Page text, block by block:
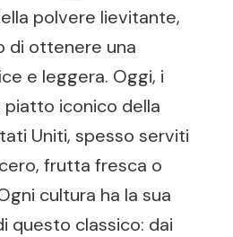
polvere lievitante,
di ottenere una
e leggera. Oggi, i
piatto iconico della
Uniti, spesso serviti
frutta fresca o
cultura ha la sua
questo classico: dai